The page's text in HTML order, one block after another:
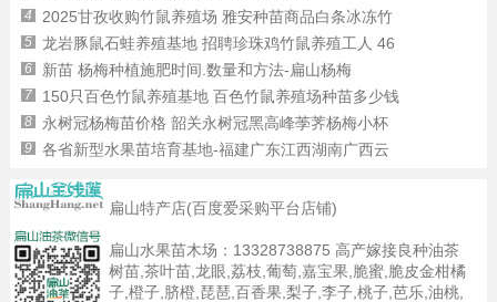
4 2025甘孜收购竹鼠养殖场 雅安种苗商品白条冰冻竹
5 龙岩豚鼠石蛙养殖基地 招聘珍珠鸡竹鼠养殖工人 46
6 新苗 杨梅种植施肥时间.数量和方法-扁山杨梅
7 150只百色竹鼠养殖基地 百色竹鼠养殖场种苗多少钱
8 永树冠杨梅苗价格 韶关永树冠黑高峰荸荠杨梅小杯
9 各省新型水果苗培育基地-福建广东江西湖南广西云
扁山特产店(百度爱采购平台店铺)
扁山水果苗木场： 13328738875 高产嫁接良种油茶
树苗,茶叶苗,龙眼,荔枝,葡萄,嘉宝果,脆蜜,脆皮金柑橘
子,橙子,脐橙,琵琶,百香果,梨子,李子,桃子,芭乐,油桃,